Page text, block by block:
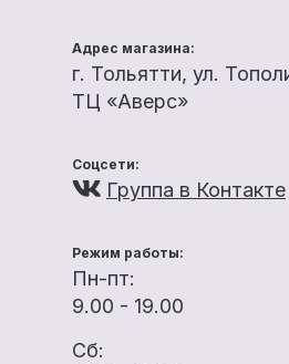
Адрес магазина:
г. Тольятти, ул.
ТЦ «Аверс»
Соцсети:
Группа в Контакте
Режим работы:
Пн-пт:
9.00 - 19.00
Сб: